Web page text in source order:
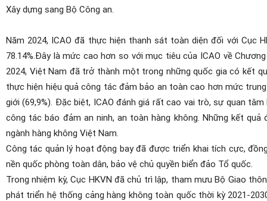
Xây dựng sang Bộ Công an.
Năm 2024, ICAO đã thực hiện thanh sát toàn diện đối với Cục
78.14%.Đây là mức cao hơn so với mục tiêu của ICAO về
2024, Việt Nam đã trở thành một trong những quốc gia có kết
thực hiện hiệu quả công tác đảm bảo an toàn cao hơn mức
giới (69,9%). Đặcbiệt, ICAO đánh giá rất cao vai trò, sự quan tâm
công tác báo đảm an ninh, an toàn hàng không. Những kết quả
ngành hàng không Việt Nam.
Công tác quản lý hoạt động bay đã được triển khai tích cực,
nền quốc phòng toàn dân, bảo vệ chủ quyền biển đảo Tổ quốc.
Trong nhiệm kỳ, Cục HKVN đã chủ trì lập, tham mưu Bộ Giao
phát triển hệ thống cảng hàng không toàn quốc thời kỳ 2021-